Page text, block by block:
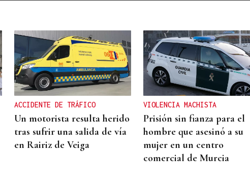
ACCIDENTE DE TRÁFICO
Un motorista resulta herido
tras sufrir una salida de vía
en Rairiz de Veiga
VIOLENCIA MACHISTA
Prisión sin fianza para el
hombre que asesinó a su
mujer en un centro
comercial de Murcia